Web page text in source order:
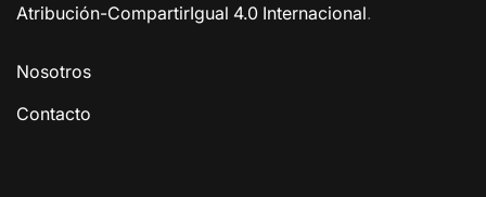
Atribución-CompartirIgual 4.0 Internacional.
Nosotros
Contacto